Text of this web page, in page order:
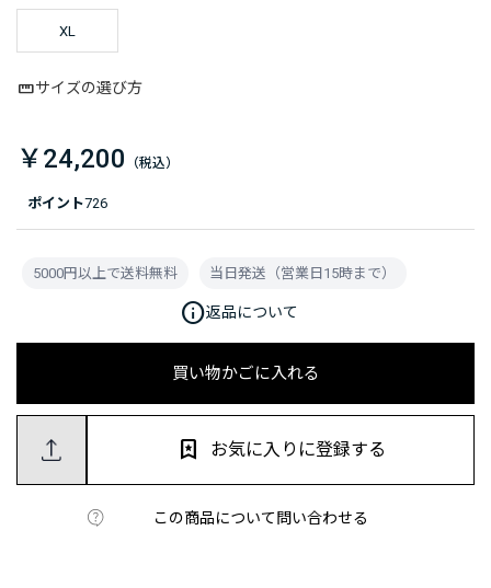
ポイント726
XL
サイズの選び方
￥24,200
買い物かごに入れる
この商品について問い合わせる
お気に入りに登録する
5000円以上で送料無料 当日発送（営業日15時まで）
info返品について